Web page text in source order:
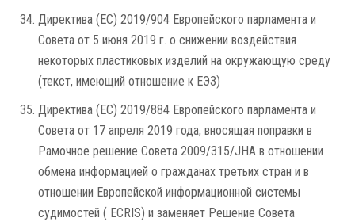
Директива (ЕС) 2019/904 Европейского парламента и
Совета от 5 июня 2019 г. о снижении воздействия
некоторых пластиковых изделий на окружающую среду
(текст, имеющий отношение к ЕЭЗ)
Директива (ЕС) 2019/884 Европейского парламента и
Совета от 17 апреля 2019 года, вносящая поправки в
Рамочное решение Совета 2009/315/JHA в отношении
обмена информацией о гражданах третьих стран и в
отношении Европейской информационной системы
судимостей ( ECRIS) и заменяет Решение Совета